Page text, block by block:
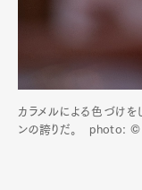
カラメルによる色づけを
ンの誇りだ。 photo: